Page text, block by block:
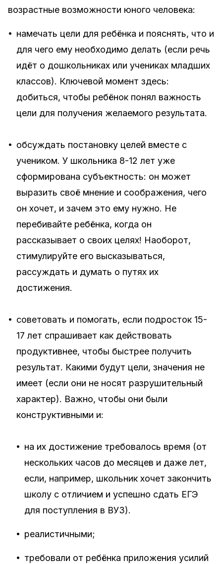
возрастные возможности юного человека:
• намечать цели для ребёнка и пояснять, что и
для чего ему необходимо делать (если речь
идёт о дошкольниках или учениках младших
классов). Ключевой момент здесь:
добиться, чтобы ребёнок понял важность
цели для получения желаемого результата.
• обсуждать постановку целей вместе с
учеником. У школьника 8-12 лет уже
сформирована субъектность: он может
выразить своё мнение и соображения, чего
он хочет, и зачем это ему нужно. Не
перебивайте ребёнка, когда он
рассказывает о своих целях! Наоборот,
стимулируйте его высказываться,
рассуждать и думать о путях их
достижения.
• советовать и помогать, если подросток 15-
17 лет спрашивает как действовать
продуктивнее, чтобы быстрее получить
результат. Какими будут цели, значения не
имеет (если они не носят разрушительный
характер). Важно, чтобы они были
конструктивными и:
• на их достижение требовалось время (от
нескольких часов до месяцев и даже лет,
если, например, школьник хочет закончить
школу с отличием и успешно сдать ЕГЭ
для поступления в ВУЗ).
• реалистичными;
• требовали от ребёнка приложения усилий